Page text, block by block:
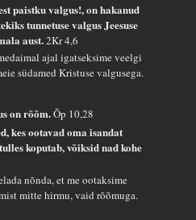
paistku valgus!, on hakanud
tunnetuse valgus Jeesuse
aust.2Kr 4,6
ajal igatseksime veelgi
südamed Kristuse valgusega.
on rõõm.Õp 10,28
kes ootavad oma isandat
koputab, võiksid nad kohe
nõnda, et me ootaksime
mitte hirmu, vaid rõõmuga.